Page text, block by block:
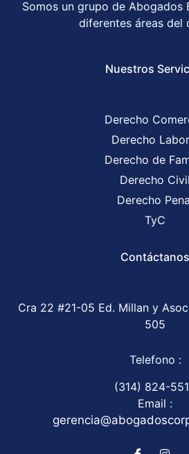
Somos un grupo de Abogados
diferentes áreas del
Nuestros
Derecho
Derecho
Derecho de
Derecho Civil
Derecho
TyC
Contáctanos
Cra 22 #21-05 Ed. Millan y
505
Telefono :
(314) 824-
Email :